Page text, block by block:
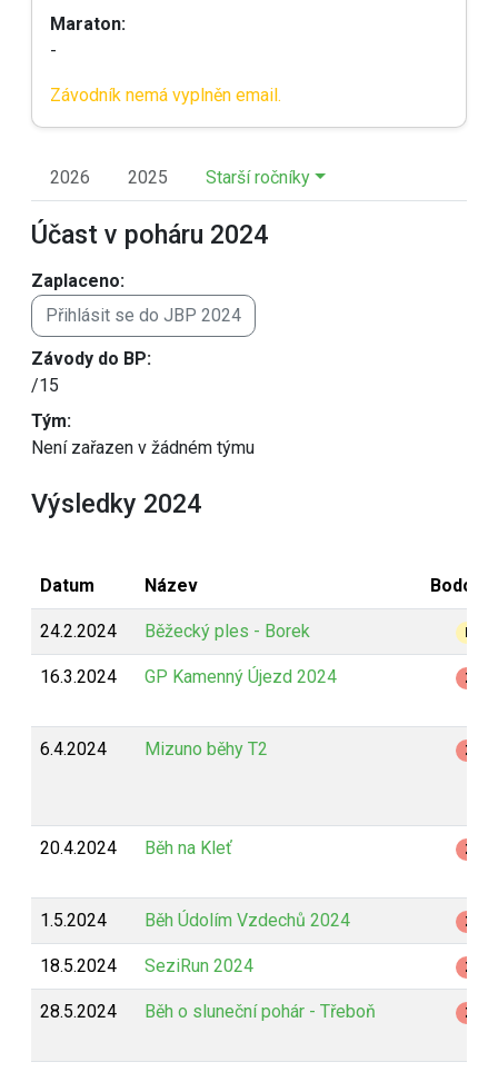
Maraton:
-
Závodník nemá vyplněn email.
2026 2025 Starší ročníky
Účast v poháru 2024
Zaplaceno:
Přihlásit se do JBP 2024
Závody do BP:
/15
Tým:
Není zařazen v žádném týmu
Výsledky 2024
Datum Název
24.2.2024 Běžecký ples - Borek
16.3.2024 GP Kamenný Újezd 2024 Z
6.4.2024 Mizuno běhy T2 Z
20.4.2024 Běh na Kleť Z
1.5.2024 Běh Údolím Vzdechů 2024 Z
18.5.2024 SeziRun 2024 Z
28.5.2024 Běh o sluneční pohár - Třeboň Z